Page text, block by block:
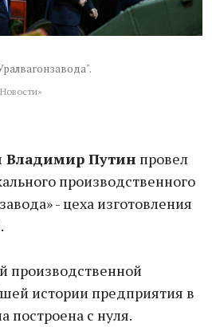
Владимир Путин провел
производственного
- цеха изготовления
производственной
истории предприятия в
построена с нуля.